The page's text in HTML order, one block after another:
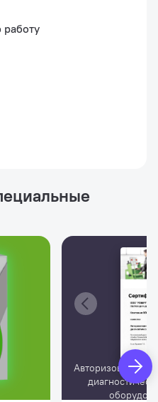
Авторизованный